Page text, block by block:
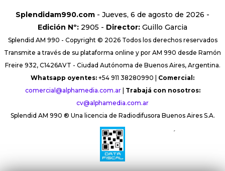
Splendidam990.com - Jueves, 6 de agosto de 2026 -
Edición Nº: 2905 - Director: Guillo Garcia
Splendid AM 990 - Copyright © 2026 Todos los derechos reservados
Transmite a través de su plataforma online y por AM 990 desde Ramón
Freire 932, C1426AVT - Ciudad Autónoma de Buenos Aires, Argentina.
Whatsapp oyentes: +54 911 38280990 | Comercial:
comercial@alphamedia.com.ar| Trabajá con nosotros:
cv@alphamedia.com.ar
Splendid AM 990 ® Una licencia de Radiodifusora Buenos Aires S.A.
´